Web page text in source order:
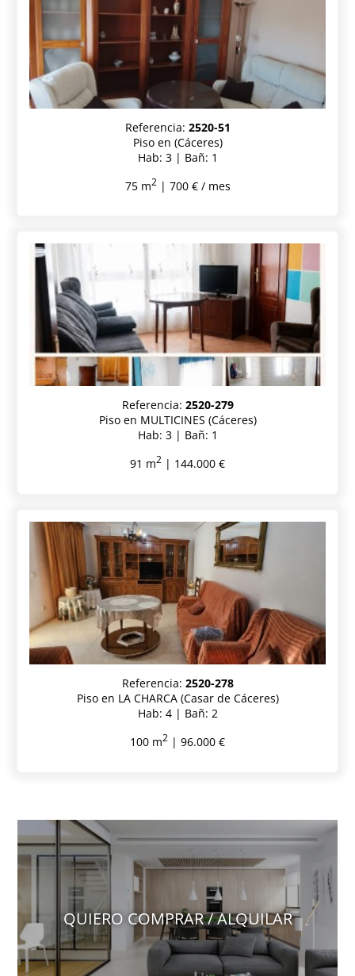
Referencia: 2520-51
Piso en (Cáceres)
Hab: 3 | Bañ: 1
75 m2| 700 € / mes
Referencia: 2520-279
Piso en MULTICINES (Cáceres)
Hab: 3 | Bañ: 1
91 m2 | 144.000 €
Referencia: 2520-278
Piso en LA CHARCA (Casar de Cáceres)
Hab: 4 | Bañ: 2
100 m2 | 96.000 €
QUIERO COMPRAR / ALQUILAR